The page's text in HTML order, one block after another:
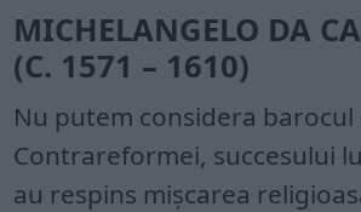
MICHELANGELO DA
(C. 1571 – 1610)
Nu putem considera
Contrareformei, succesului
au respins mișcarea